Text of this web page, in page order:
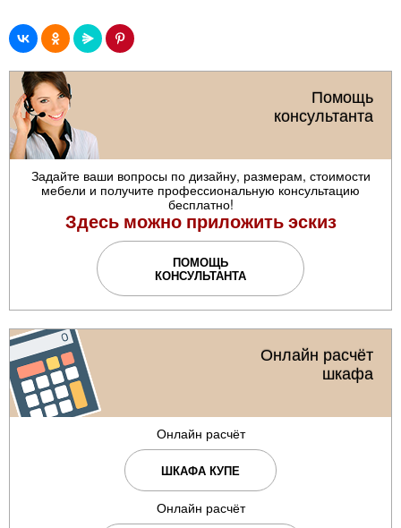
Помощь
консультанта
Задайте ваши вопросы по дизайну, размерам, стоимости
мебели и получите профессиональную консультацию
бесплатно!
Здесь можно приложить эскиз
ПОМОЩЬ
КОНСУЛЬТАНТА
Онлайн расчёт
шкафа
Онлайн расчёт
ШКАФА КУПЕ
Онлайн расчёт